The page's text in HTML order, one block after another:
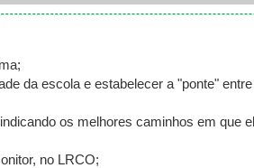
da escola e estabelecer a "ponte"
os melhores caminhos em que
no LRCO;